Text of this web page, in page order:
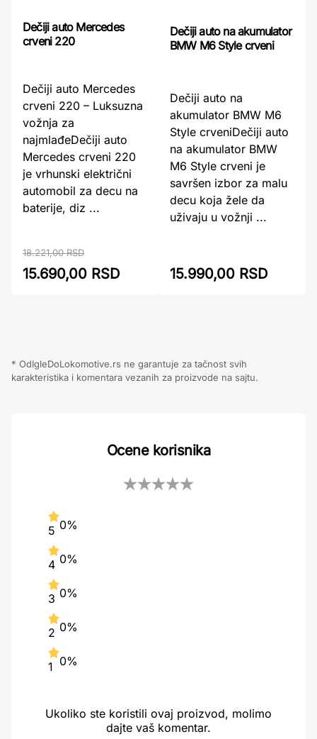
Dečiji auto Mercedes
crveni 220
Dečiji auto Mercedes
crveni 220 – Luksuzna
vožnja za
najmlađeDečiji auto
Mercedes crveni 220
je vrhunski električni
automobil za decu na
baterije, diz ...
18.221,00 RSD
15.690,00 RSD
Dečiji auto na akumulator
BMW M6 Style crveni
Dečiji auto na
akumulator BMW M6
Style crveniDečiji auto
na akumulator BMW
M6 Style crveni je
savršen izbor za malu
decu koja žele da
uživaju u vožnji ...
15.990,00 RSD
* OdIgleDoLokomotive.rs ne garantuje za tačnost svih
karakteristika i komentara vezanih za proizvode na sajtu.
Ocene korisnika
5 0%
4 0%
3 0%
2 0%
1 0%
Ukoliko ste koristili ovaj proizvod, molimo
dajte vaš komentar.